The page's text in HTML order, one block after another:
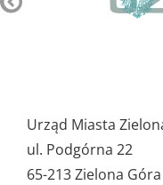
ważne
dane
Urząd Miasta
ul. Podgórna 22
65-213 Zielona Góra